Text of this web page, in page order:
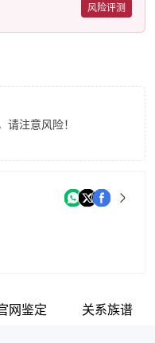
风险评测
请注意风险！
网鉴定 关系族谱